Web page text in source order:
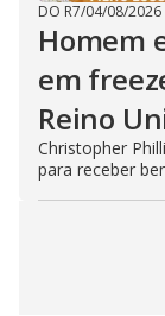
DO R7/04/08/2026
Homem
em
Reino
Christopher
para receber